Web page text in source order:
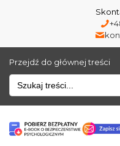
Przejdź do głównej treści
Wyszukiwarka